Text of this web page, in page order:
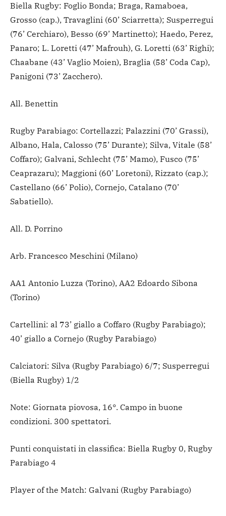
Biella Rugby: Foglio Bonda; Braga, Ramaboea,
Grosso (cap.), Travaglini (60’ Sciarretta); Susperregui
(76’ Cerchiaro), Besso (69’ Martinetto); Haedo, Perez,
Panaro; L. Loretti (47’ Mafrouh), G. Loretti (63’ Righi);
Chaabane (43’ Vaglio Moien), Braglia (58’ Coda Cap),
Panigoni (73’ Zacchero).
All. Benettin
Rugby Parabiago: Cortellazzi; Palazzini (70’ Grassi),
Albano, Hala, Calosso (75’ Durante); Silva, Vitale (58’
Coffaro); Galvani, Schlecht (75’ Mamo), Fusco (75’
Ceaprazaru); Maggioni (60’ Loretoni), Rizzato (cap.);
Castellano (66’ Polio), Cornejo, Catalano (70’
Sabatiello).
All. D. Porrino
Arb. Francesco Meschini (Milano)
AA1 Antonio Luzza (Torino), AA2 Edoardo Sibona
(Torino)
Cartellini: al 73’ giallo a Coffaro (Rugby Parabiago);
40’ giallo a Cornejo (Rugby Parabiago)
Calciatori: Silva (Rugby Parabiago) 6/7; Susperregui
(Biella Rugby) 1/2
Note: Giornata piovosa, 16°. Campo in buone
condizioni. 300 spettatori.
Punti conquistati in classifica: Biella Rugby 0, Rugby
Parabiago 4
Player of the Match: Galvani (Rugby Parabiago)